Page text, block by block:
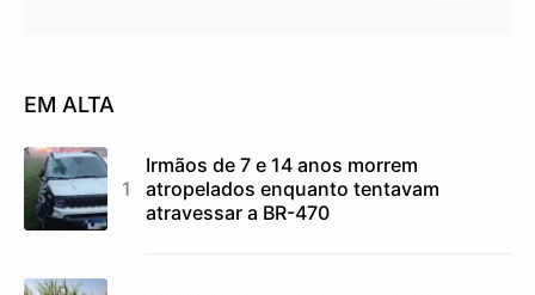
EM ALTA
Irmãos de 7 e 14 anos morrem
atropelados enquanto tentavam
atravessar a BR-470